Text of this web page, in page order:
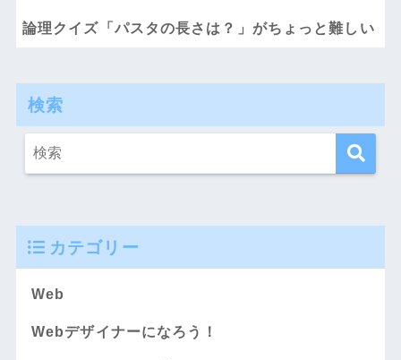
論理クイズ「パスタの長さは？」がちょっと難しい
検索
カテゴリー
Web
Webデザイナーになろう！